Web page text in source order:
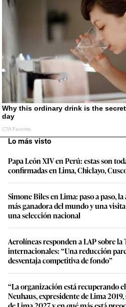
Lo más visto
Papa León XIV en Perú: estas son
confirmadas en Lima, Chiclayo,
Simone Biles en Lima: paso a paso,
más ganadora del mundo y una
una selección nacional
Aerolíneas responden a LAP sobre la
internacionales: “Una reducción
desventaja competitiva de fondo”
“La organización está recuperando
Neuhaus, expresidente de Lima